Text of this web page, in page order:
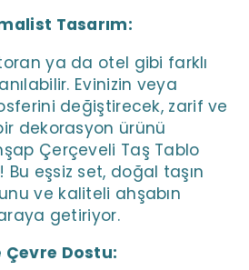
Tasarım:
ya da otel gibi farklı
Evinizin veya
değiştirecek, zarif ve
dekorasyon ürünü
Çerçeveli Taş Tablo
eşsiz set, doğal taşın
ve kaliteli ahşabın
araya getiriyor.
Çevre Dostu: